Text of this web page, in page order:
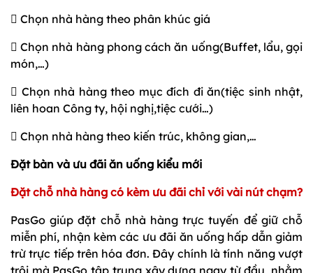
 Chọn nhà hàng theo phân khúc giá
 Chọn nhà hàng phong cách ăn uống(Buffet, lẩu, gọi
món,…)
 Chọn nhà hàng theo mục đích đi ăn(tiệc sinh nhật,
liên hoan Công ty, hội nghị,tiệc cưới…)
 Chọn nhà hàng theo kiến trúc, không gian,…
Đặt bàn và ưu đãi ăn uống kiểu mới
Đặt chỗ nhà hàng có kèm ưu đãi chỉ với vài nút chạm?
PasGo giúp đặt chỗ nhà hàng trực tuyến để giữ chỗ
miễn phí, nhận kèm các ưu đãi ăn uống hấp dẫn giảm
trừ trực tiếp trên hóa đơn. Đây chính là tính năng vượt